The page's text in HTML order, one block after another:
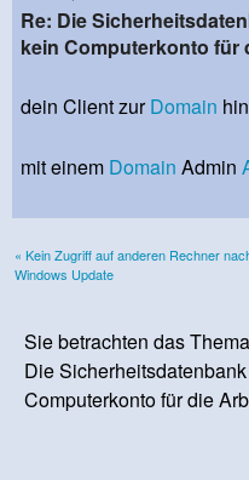
Re: Die
kein Computerkonto für
dein Client zurDomain
mit einem Domain Admin
« Kein Zugriff auf anderen Rechner
Windows Update
Sie betrachten das
Die
Computerkonto für die